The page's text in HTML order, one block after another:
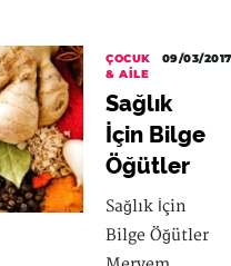
ÇOCUK
& AILE
09/03/2017
Sağlık
İçin Bilge
Öğütler
Sağlık İçin
Bilge Öğütler